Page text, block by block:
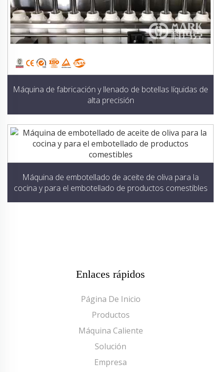
Máquina de fabricación y llenado de botellas líquidas de
alta precisión
Máquina de embotellado de aceite de oliva para la
cocina y para el embotellado de productos comestibles
Enlaces rápidos
Página De Inicio
Productos
Máquina Caliente
Solución
Empresa